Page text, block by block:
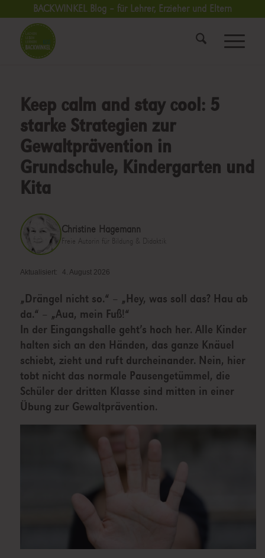
BACKWINKEL Blog – für Lehrer, Erzieher und Eltern
Keep calm and stay cool: 5
starke Strategien zur
Gewaltprävention in
Grundschule, Kindergarten und
Kita
Christine Hagemann
Freie Autorin für Bildung & Didaktik
Aktualisiert: 4. August 2026
„Drängel nicht so.“ – „Hey, was soll das? Hau ab
da.“ – „Aua, mein Fuß!“
In der Eingangshalle geht’s hoch her. Alle Kinder
halten sich an den Händen, das ganze Knäuel
schiebt, zieht und ruft durcheinander. Nein, hier
tobt nicht das normale Pausengetümmel, die
Schüler der dritten Klasse sind mitten in einer
Übung zur Gewaltprävention.